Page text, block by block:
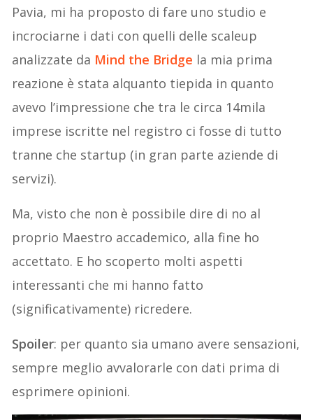
Pavia, mi ha proposto di fare uno studio e
incrociarne i dati con quelli delle scaleup
analizzate da Mind the Bridge la mia prima
reazione è stata alquanto tiepida in quanto
avevo l’impressione che tra le circa 14mila
imprese iscritte nel registro ci fosse di tutto
tranne che startup (in gran parte aziende di
servizi).
Ma, visto che non è possibile dire di no al
proprio Maestro accademico, alla fine ho
accettato. E ho scoperto molti aspetti
interessanti che mi hanno fatto
(significativamente) ricredere.
Spoiler: per quanto sia umano avere sensazioni,
sempre meglio avvalorarle con dati prima di
esprimere opinioni.